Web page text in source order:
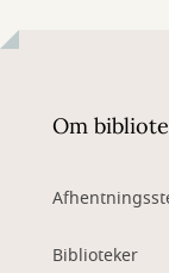
Om
Biblioteker